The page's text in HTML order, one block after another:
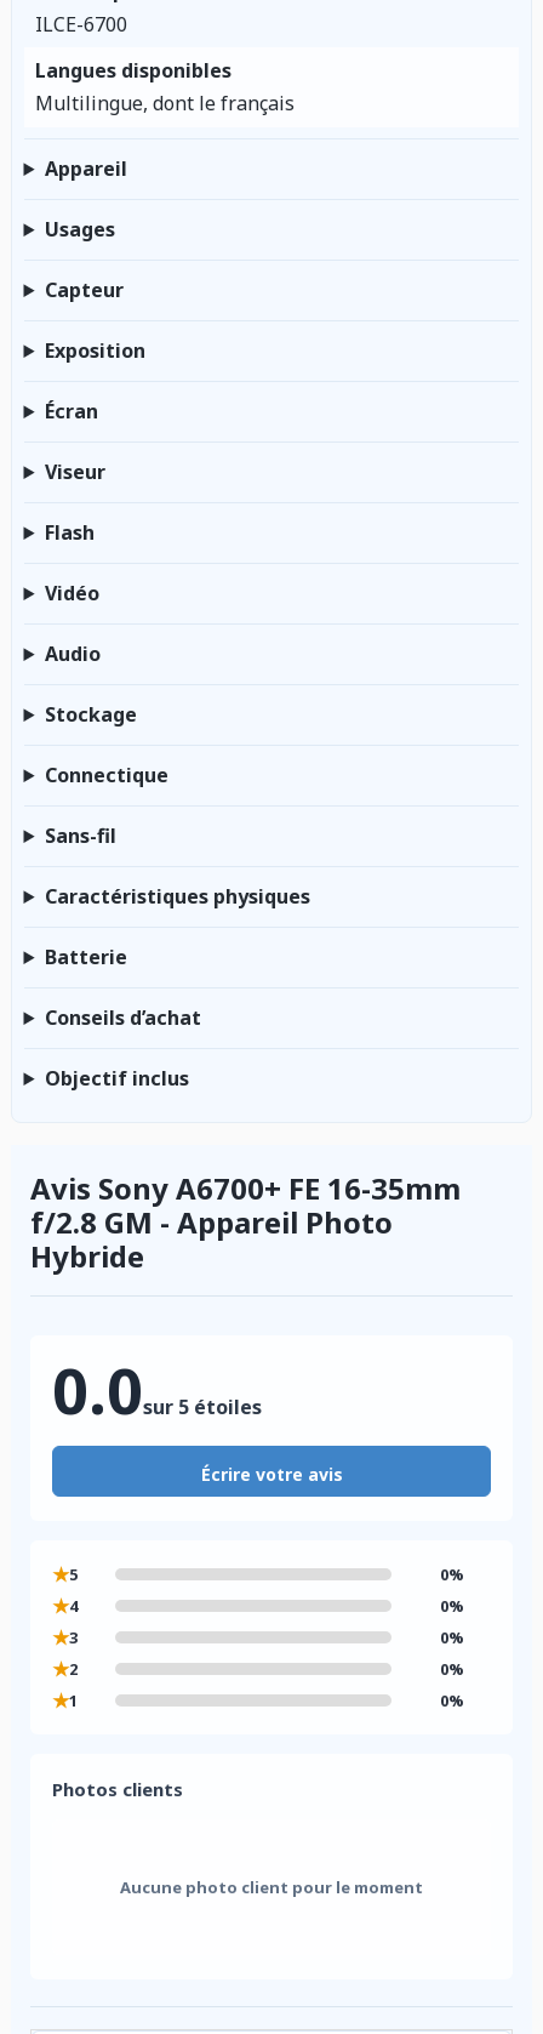
ILCE-6700
Langues disponibles
Multilingue, dont le français
Appareil
Usages
Capteur
Exposition
Écran
Viseur
Flash
Vidéo
Audio
Stockage
Connectique
Sans-fil
Caractéristiques physiques
Batterie
Conseils d’achat
Objectif inclus
Avis Sony A6700+ FE 16-35mm
f/2.8 GM - Appareil Photo
Hybride
0.0sur 5 étoiles
Écrire votre avis
★5 0%
★4 0%
★3 0%
★2 0%
★1 0%
Photos clients
Aucune photo client pour le moment